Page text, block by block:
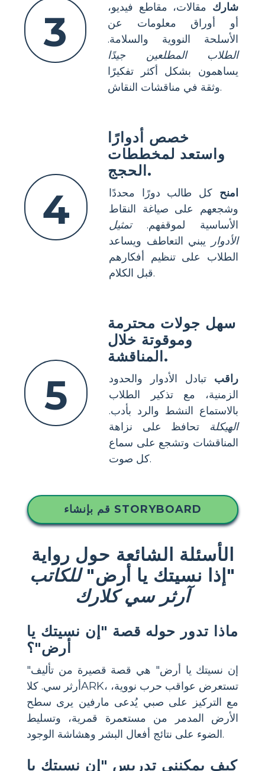
3
شارك مقالات، مقاطع فيديو،
أو أوراق معلومات عن
الأسلحة النووية والسلامة.
الطلاب المطلعين جيدًا
يساهمون بشكل أكثر تفكيرًا
وثقة في مناقشات النقاش.
4
خصص أدوارًا
واستعد لمخططات
الحجج.
امنح كل طالب دورًا محددًا
وشجعهم على صياغة النقاط
الأساسية لموقفهم.تمثيل
الأدوار
يبني التعاطف ويساعد
الطلاب على تنظيم أفكارهم
قبل الكلام.
5
سهل جولات محترمة
وموقوتة خلال
المناقشة.
راقب تبادل الأدوار والحدود
الزمنية، مع تذكير الطلاب
بالاستماع النشط والرد بأدب.
الهيكلة تحافظ على نزاهة
المناقشات وتشجع على سماع
كل صوت.
قم بإنشاء STORYBOARD
الأسئلة الشائعة حول رواية
"إذا نسيتك يا أرض"للكاتب
آرثر سي كلارك
ماذا تدور حوله قصة "إن نسيتك يا
أرض"؟
"إن نسيتك يا أرض" هي قصة قصيرة من تأليف
أرثر سي. كلاARK، تستعرض عواقب حرب نووية،
مع التركيز على صبي يُدعى مارفين يرى سطح
الأرض المدمر من مستعمرة قمرية، وتسليط
الضوء على نتائج أفعال البشر وهشاشة الوجود.
كيف يمكنني تدريس "إن نسيتك يا